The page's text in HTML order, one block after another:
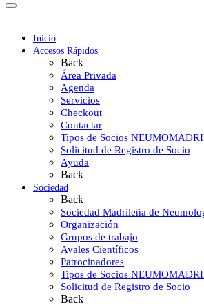
Inicio
Accesos Rápidos
Back
Área Privada
Agenda
Servicios
Checkout
Contactar
Tipos de Socios
Solicitud de Registro de Socio
Ayuda
Back
Sociedad
Back
Sociedad Madrileña de
Organización
Grupos de trabajo
Avales Científicos
Patrocinadores
Tipos de Socios
Solicitud de Registro de Socio
Back